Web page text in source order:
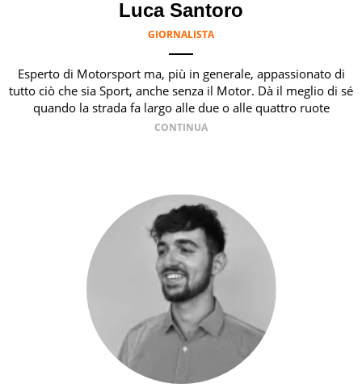
Luca Santoro
GIORNALISTA
Esperto di Motorsport ma, più in generale, appassionato di
tutto ciò che sia Sport, anche senza il Motor. Dà il meglio di sé
quando la strada fa largo alle due o alle quattro ruote